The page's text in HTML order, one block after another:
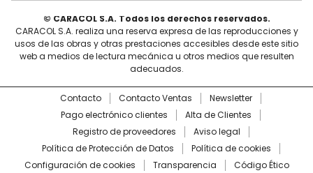
© CARACOL S.A. Todos los derechos reservados.
CARACOL S.A. realiza una reserva expresa de las reproducciones y
usos de las obras y otras prestaciones accesibles desde este sitio
web a medios de lectura mecánica u otros medios que resulten
adecuados.
Contacto Contacto Ventas
Newsletter
Pago electrónico clientes
Alta de Clientes
Registro de proveedores
Aviso legal
Política de Protección de Datos
Política de cookies
Configuración de cookies
Transparencia Código Ético